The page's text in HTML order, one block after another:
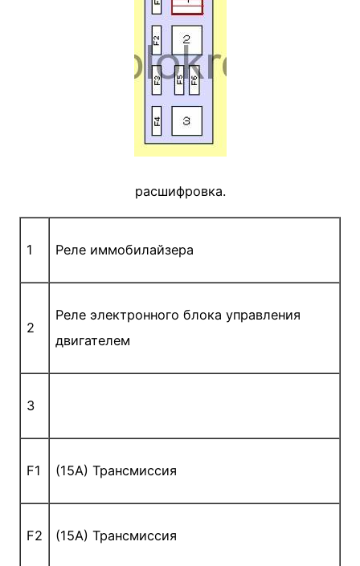
расшифровка.
1 Реле иммобилайзера
2
Реле электронного блока управления
двигателем
3
F1 (15A) Трансмиссия
F2 (15A) Трансмиссия